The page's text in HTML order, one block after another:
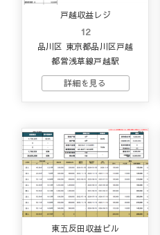
戸越収益レジ
12
品川区 東京都品川区戸越
都営浅草線戸越駅
東五反田収益ビル